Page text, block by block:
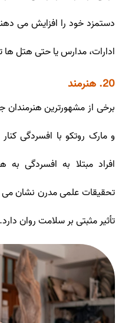
دستمزد خود را افزایش می
ادارات، مدارس یا حتی هتل
20. هنرمند
برخی از مشهورترین هنرمندان
و مارک روتکو با افسردگی
افراد مبتلا به افسردگی
تحقیقات علمی مدرن نشان
تأثیر مثبتی بر سلامت روان دارد.